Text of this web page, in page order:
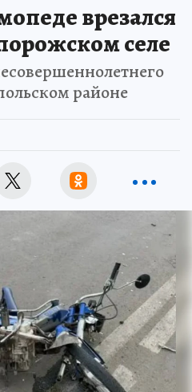
врезался
селе
районе